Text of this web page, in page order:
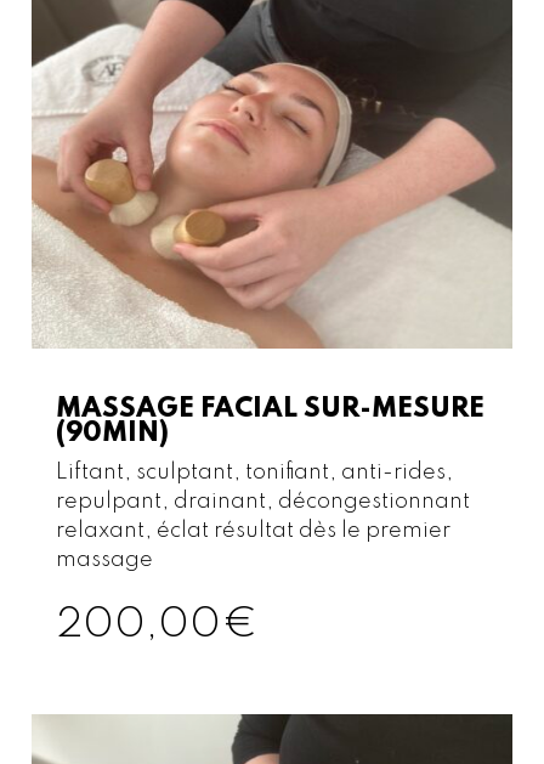
MASSAGE FACIAL SUR-MESURE
(90MIN)
Liftant, sculptant, tonifiant, anti-rides,
repulpant, drainant, décongestionnant
relaxant, éclat résultat dès le premier
massage
200,00 €